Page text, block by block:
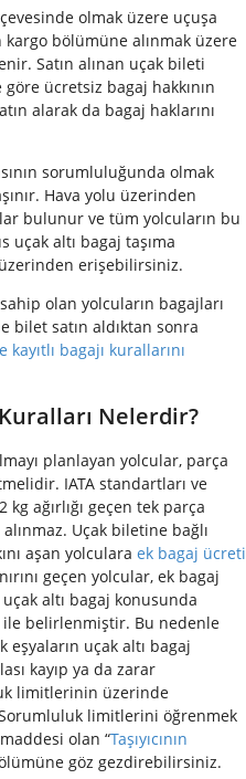
olmak üzere uçuşa
kargo bölümüne alınmak üzere
Satın alınan uçak bileti
ücretsiz bagaj hakkının
alarak da bagaj haklarını
sorumluluğunda olmak
Hava yolu üzerinden
bulunur ve tüm yolcuların bu
uçak altı bagaj taşıma
üzerinden erişebilirsiniz.
olan yolcuların bagajları
bilet satın aldıktan sonra
kayıtlı bagajı kurallarını
Nelerdir?
planlayan yolcular, parça
IATA standartları ve
ağırlığı geçen tek parça
Uçak biletine bağlı
aşan yolculara ek bagaj ücreti
geçen yolcular, ek bagaj
altı bagaj konusunda
belirlenmiştir. Bu nedenle
uçak altı bagaj
kayıp ya da zarar
limitlerinin üzerinde
limitlerini öğrenmek
olan “Taşıyıcının
göz gezdirebilirsiniz.